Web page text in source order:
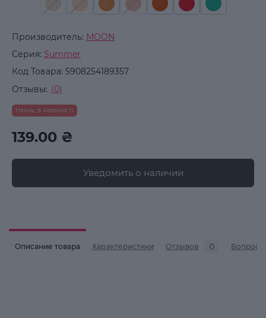
Производитель: MOON
Серия: Summer
Код Товара: 5908254189357
Отзывы: (0)
Немає в наявності
139.00 ₴
Уведомить о наличии
Описание товара Характеристики Отзывов 0 Вопросы